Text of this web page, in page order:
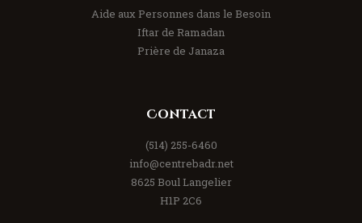
Aide aux Personnes dans le Besoin
Iftar de Ramadan
Prière de Janaza
Contact
(514) 255-6460
info@centrebadr.net
8625 Boul Langelier
H1P 2C6